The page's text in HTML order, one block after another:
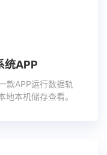
统APP
款APP运行数据轨
本机储存查看。